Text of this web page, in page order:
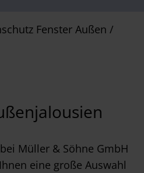
Fenster Außen /
Müller & Söhne GmbH
eine große Auswahl